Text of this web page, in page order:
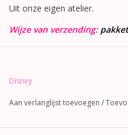
Uit onze eigen atelier.
Wijze van verzending:
Disney
Aan verlanglijst toevoegen /